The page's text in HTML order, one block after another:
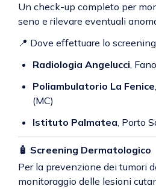
Un check-up completo per
seno e rilevare eventuali
📍 Dove effettuare lo
Radiologia Angelucci,
Poliambulatorio La Fenice
(MC)
Istituto Palmatea, Porto
🧴 Screening Dermatologico
Per la prevenzione dei tumori
monitoraggio delle lesioni